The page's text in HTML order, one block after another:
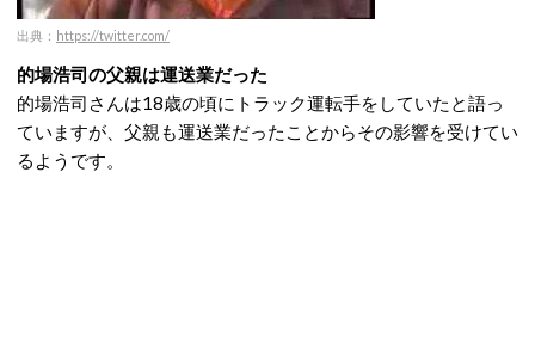
出典： https://twitter.com/
的場浩司の父親は運送業だった
的場浩司さんは18歳の頃にトラック運転手をしていたと語っ
ていますが、父親も運送業だったことからその影響を受けてい
るようです。